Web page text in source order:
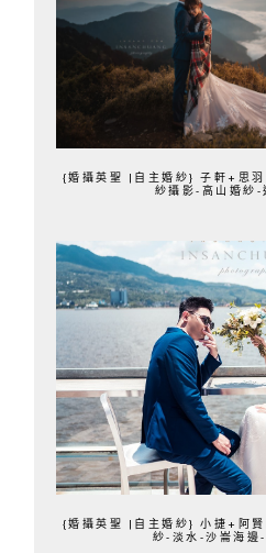
{婚攝英聖 |自主婚紗} 子軒+思羽
紗攝影-高山婚紗-
{婚攝英聖 |自主婚紗} 小捷+阿賢
紗-淡水-沙崙海邊